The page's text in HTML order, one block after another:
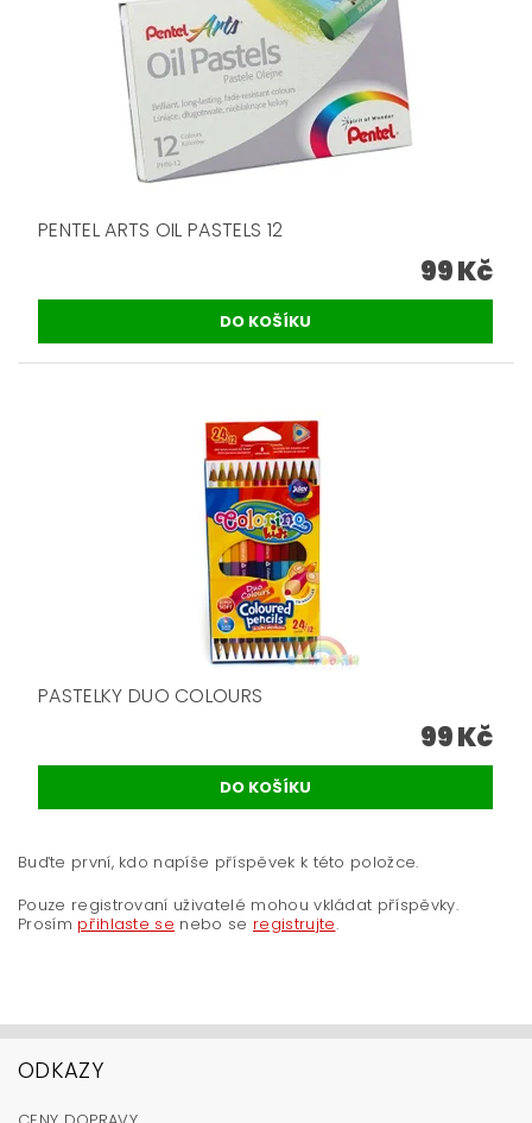
PENTEL ARTS OIL PASTELS 12
99 Kč
PASTELKY DUO COLOURS
99 Kč
Buďte první, kdo napíše příspěvek k této položce.
Pouze registrovaní uživatelé mohou vkládat příspěvky.
Prosím přihlaste se nebo se registrujte.
ODKAZY